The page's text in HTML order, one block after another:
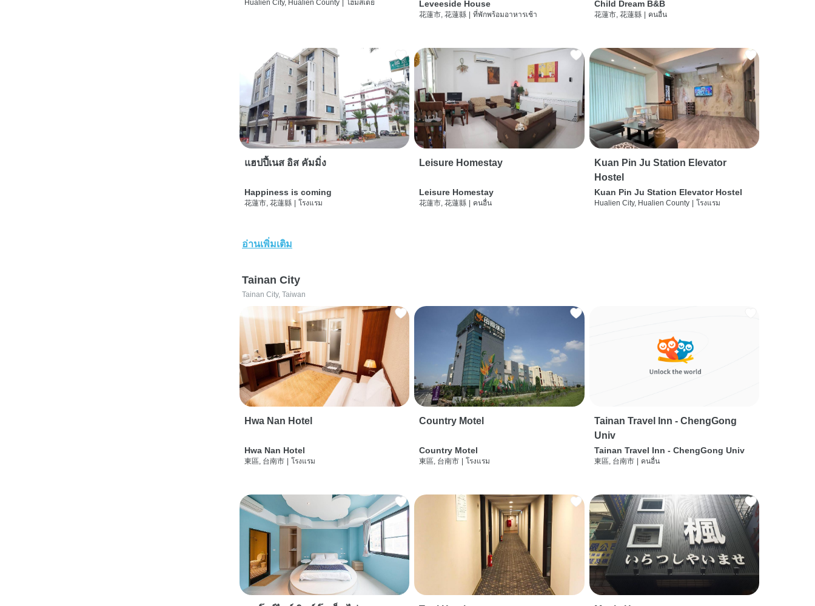
Hualien City, Hualien County | โฮมสเตย์ Leveeside House
花蓮市, 花蓮縣 | ที่พักพร้อมอาหารเช้า
Child Dream B&B
花蓮市, 花蓮縣 | คนอื่น
แฮปปี้เนส อิส คัมมิ่ง
Happiness is coming
花蓮市, 花蓮縣 โรงแรม
Leisure Homestay
Leisure Homestay
花蓮市, 花蓮縣 คนอื่น
Kuan Pin Ju Station Elevator
Hostel
Kuan Pin Ju Station Elevator Hostel
Hualien City, Hualien County โรงแรม
อ่านเพิ่มเติม
Tainan City
Tainan City, Taiwan
Hwa Nan Hotel
Hwa Nan Hotel
東區, 台南市 โรงแรม
Country Motel
Country Motel
東區, 台南市 โรงแรม
Tainan Travel Inn - ChengGong
Univ
Tainan Travel Inn - ChengGong Univ
東區, 台南市 คนอื่น